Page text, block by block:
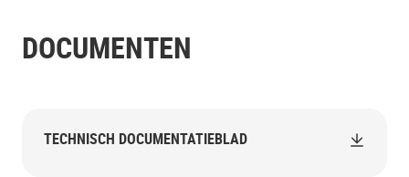
DOCUMENTEN
TECHNISCH DOCUMENTATIEBLAD